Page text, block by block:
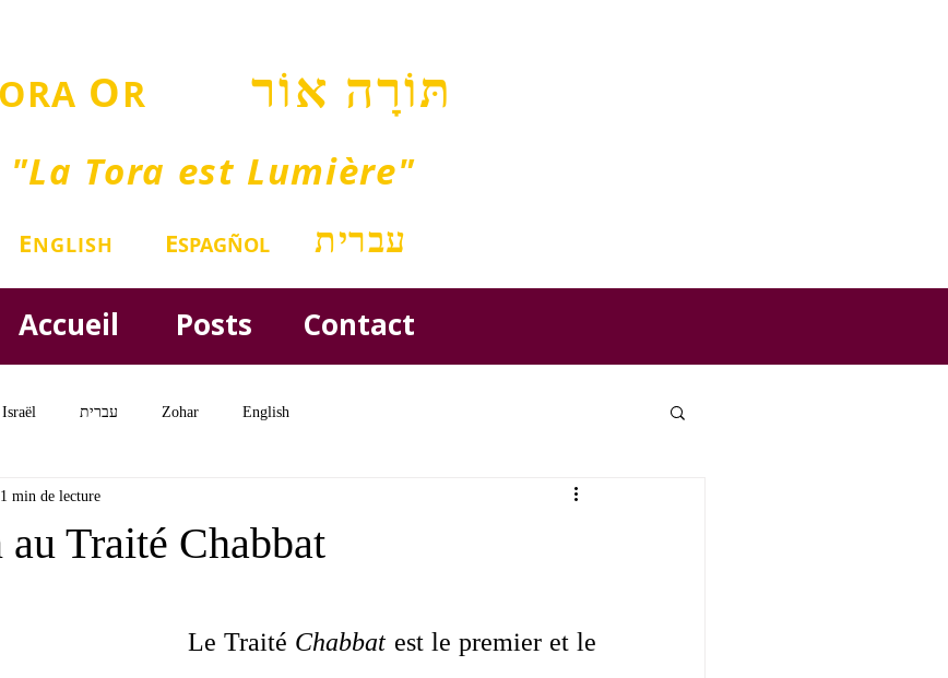
ORA ORתּוֹרָה אוֹר
"La Tora est Lumière"
ENGLISH ESPAGÑOL עברית
Accueil Posts Contact
Israël עברית Zohar English
Traité Chabbat
1 min de lecture
Le Traité Chabbat est le premier et le